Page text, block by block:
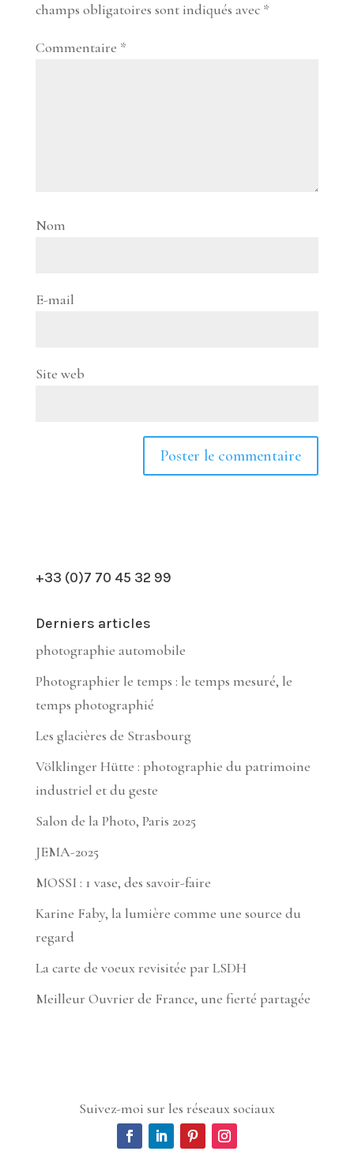
champs obligatoires sont indiqués avec *
Commentaire *
Nom
E-mail
Site web
+33 (0)7 70 45 32 99
Derniers articles
photographie automobile
Photographier le temps : le temps mesuré, le
temps photographié
Les glacières de Strasbourg
Völklinger Hütte : photographie du patrimoine
industriel et du geste
Salon de la Photo, Paris 2025
JEMA-2025
MOSSI : 1 vase, des savoir-faire
Karine Faby, la lumière comme une source du
regard
La carte de voeux revisitée par LSDH
Meilleur Ouvrier de France, une fierté partagée
Suivez-moi sur les réseaux sociaux